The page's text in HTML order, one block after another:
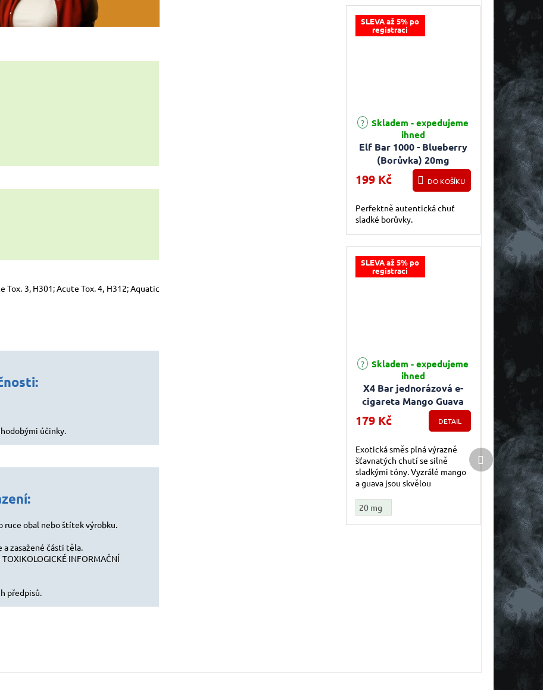
Tox. 3, H301; Acute Tox. 4, H312; Aquatic
účinky.
ruce obal nebo štítek výrobku.
zasažené části těla.
INFORMAČNÍ
předpisů.
SLEVA až 5% po
registraci
Elf Bar 1000 - Blueberry
(Borůvka) 20mg
Skladem - expedujeme
ihned
199 Kč DO KOŠÍKU
Perfektně autentická chuť
sladké borůvky.
SLEVA až 5% po
registraci
X4 Bar jednorázová e-
cigareta Mango Guava
Skladem - expedujeme
ihned
179 Kč DETAIL
Exotická směs plná výrazně
šťavnatých chutí se silně
sladkými tóny. Vyzrálé mango
a guava jsou skvělou
vynikajících tropických plodů.
20 mg
Další produkt